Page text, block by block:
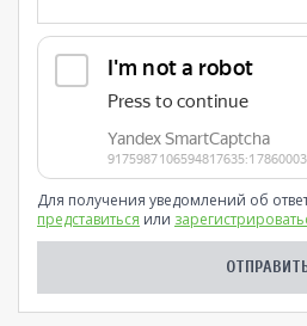
Для получения уведомлений об
представиться или